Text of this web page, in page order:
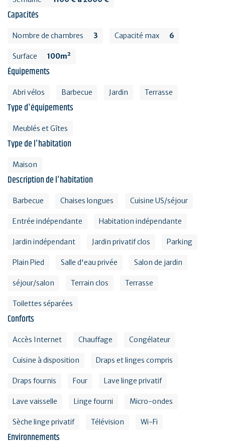
Capacités
Nombre de chambres 3 Capacité max 6
Surface 100m²
Équipements
Abri vélos Barbecue Jardin Terrasse
Type d'équipements
Meublés et Gîtes
Type de l'habitation
Maison
Description de l'habitation
Barbecue Chaises longues Cuisine US/séjour
Entrée indépendante Habitation indépendante
Jardin indépendant Jardin privatif clos Parking
Plain Pied Salle d'eau privée Salon de jardin
séjour/salon Terrain clos Terrasse
Toilettes séparées
Conforts
Accès Internet Chauffage Congélateur
Cuisine à disposition Draps et linges compris
Draps fournis Four Lave linge privatif
Lave vaisselle Linge fourni Micro-ondes
Sèche linge privatif Télévision Wi-Fi
Environnements